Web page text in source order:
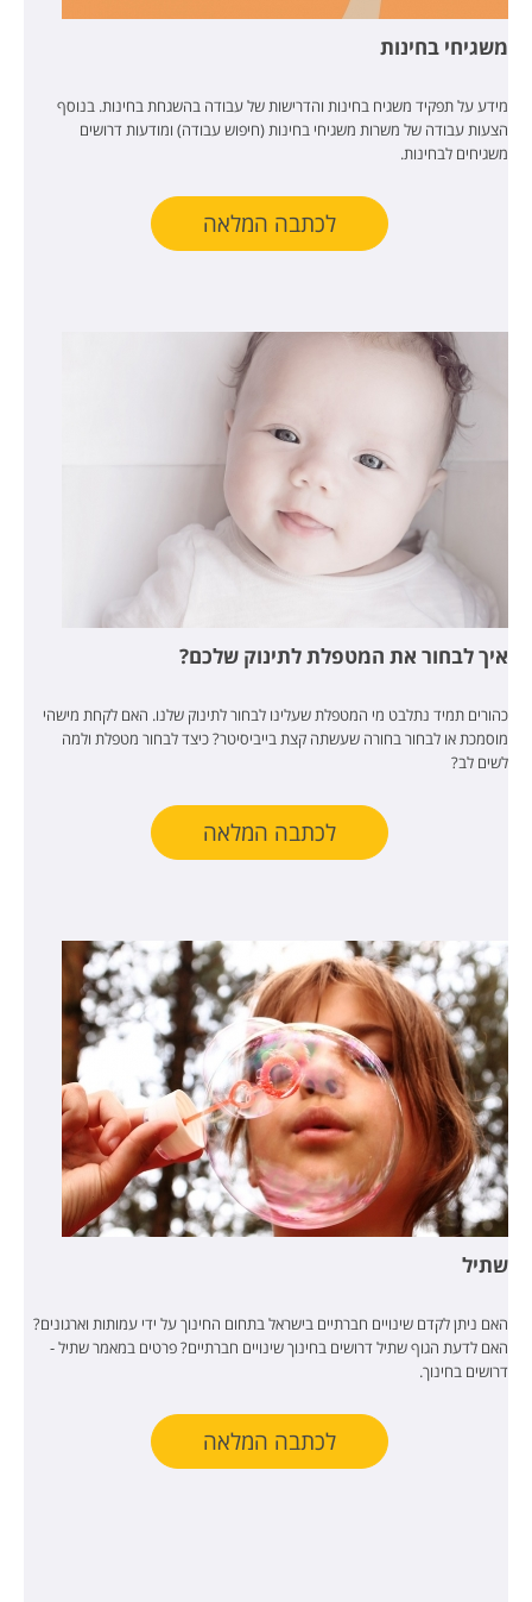
משגיחי בחינות
מידע על תפקיד משגיח בחינות והדרישות של עבודה בהשגחת בחינות. בנוסף
הצעות עבודה של משרות משגיחי בחינות (חיפוש עבודה) ומודעות דרושים
משגיחים לבחינות.
לכתבה המלאה
איך לבחור את המטפלת לתינוק שלכם?
כהורים תמיד נתלבט מי המטפלת שעלינו לבחור לתינוק שלנו. האם לקחת מישהי
מוסמכת או לבחור בחורה שעשתה קצת בייביסיטר? כיצד לבחור מטפלת ולמה
לשים לב?
לכתבה המלאה
שתיל
האם ניתן לקדם שינויים חברתיים בישראל בתחום החינוך על ידי עמותות וארגונים?
האם לדעת הגוף שתיל דרושים בחינוך שינויים חברתיים? פרטים במאמר שתיל -
דרושים בחינוך.
לכתבה המלאה